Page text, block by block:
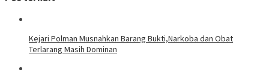
Kejari Polman Musnahkan Barang Bukti,Narkoba dan Obat
Terlarang Masih Dominan